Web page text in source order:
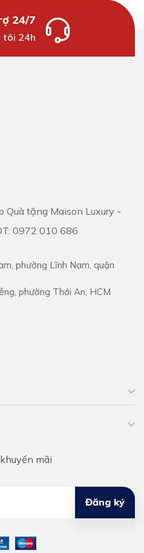
24/7
tôi 24h
Quà tặng Maison Luxury -
0972 010 686
phường Lĩnh Nam, quận
phường Thới An, HCM
mãi
Đăng ký